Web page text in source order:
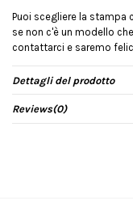
Puoi scegliere la stampa
se non c'è un modello
contattarci e saremo
Dettagli del prodotto
Reviews(0)